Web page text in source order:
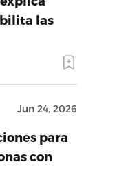
las
Jun 24, 2026
para
con